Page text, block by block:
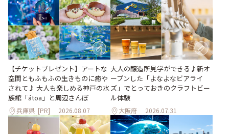
【チケットプレゼント】アートな
空間ともふもふの生きものに癒や
されて♪ 大人も楽しめる神戸の水
族館「átoa」と周辺さんぽ
兵庫県 [PR] 2026.08.07
大人の醸造所見学ができる♪新オ
ープンした「よなよなビアライ
ズ」でとっておきのクラフトビー
ル体験
大阪府 2026.07.31